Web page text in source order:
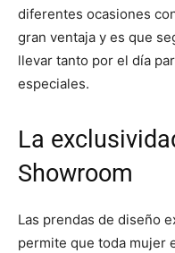
diferentes ocasiones
gran ventaja y es que
llevar tanto por el día
especiales.
La
Showroom
Las prendas de diseño
permite que toda mujer